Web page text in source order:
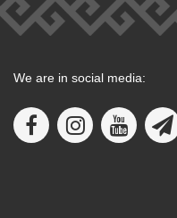
We are in social media: